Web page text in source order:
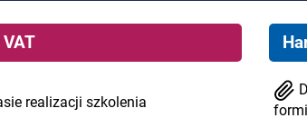
realizacji szkolenia